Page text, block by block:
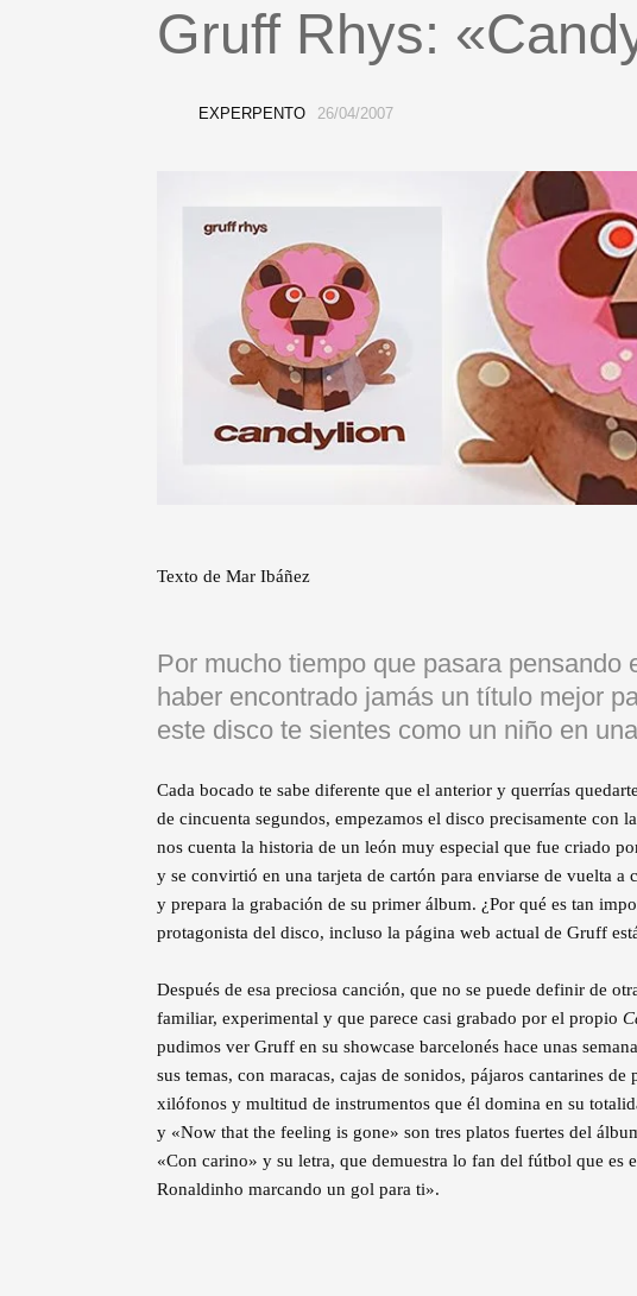
Gruff Rhys:
EXPERPENTO 26/04/2007
Texto de Mar Ibáñez
Por mucho tiempo que pasara pensando
haber encontrado jamás un título mejor
este disco te sientes como un niño en
Cada bocado te sabe diferente que el anterior y querrías
de cincuenta segundos, empezamos el disco precisamente con
nos cuenta la historia de un león muy especial que fue criado
y se convirtió en una tarjeta de cartón para enviarse de vuelta a
y prepara la grabación de su primer álbum. ¿Por qué es tan
protagonista del disco, incluso la página web actual de Gruff
Después de esa preciosa canción, que no se puede definir de
familiar, experimental y que parece casi grabado por el propio
pudimos ver Gruff en su showcase barcelonés hace unas
sus temas, con maracas, cajas de sonidos, pájaros cantarines
xilófonos y multitud de instrumentos que él domina en su
y «Now that the feeling is gone» son tres platos fuertes del
«Con carino» y su letra, que demuestra lo fan del fútbol que es
Ronaldinho marcando un gol para ti».